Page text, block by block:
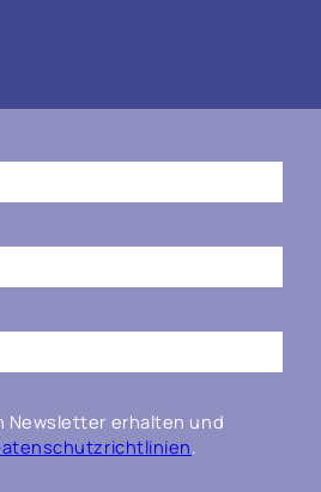
Newsletter erhalten und
.